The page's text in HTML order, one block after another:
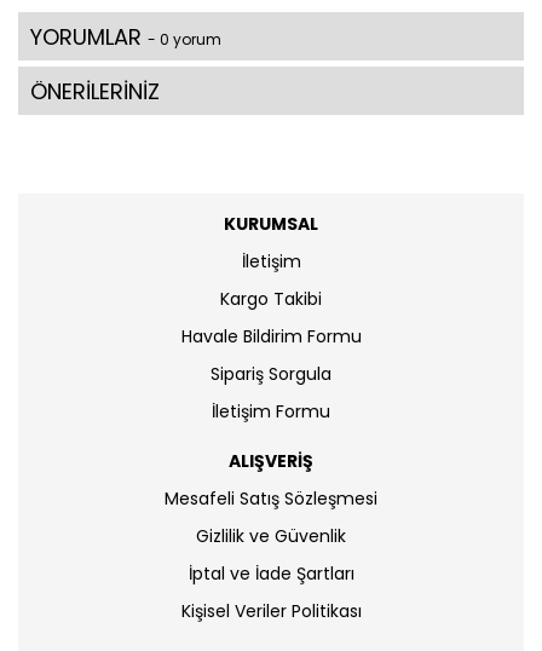
YORUMLAR - 0 yorum
ÖNERİLERİNİZ
KURUMSAL
İletişim
Kargo Takibi
Havale Bildirim Formu
Sipariş Sorgula
İletişim Formu
ALIŞVERİŞ
Mesafeli Satış Sözleşmesi
Gizlilik ve Güvenlik
İptal ve İade Şartları
Kişisel Veriler Politikası